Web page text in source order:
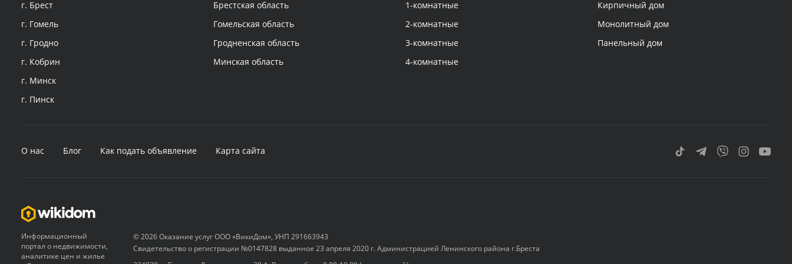
г. Брест
г. Гомель
г. Гродно
г. Кобрин
г. Минск
г. Пинск
Брестская область
Гомельская область
Гродненская область
Минская область
1-комнатные
2-комнатные
3-комнатные
4-комнатные
Кирпичный дом
Монолитный дом
Панельный дом
О нас Блог Как подать объявление Карта сайта
Информационный
портал о недвижимости,
аналитике цен и жилье
© 2026 Оказание услуг ООО «ВикиДом», УНП 291663943
Свидетельство о регистрации №0147828 выданное 23 апреля 2020 г. Администрацией Ленинского района г.Бреста